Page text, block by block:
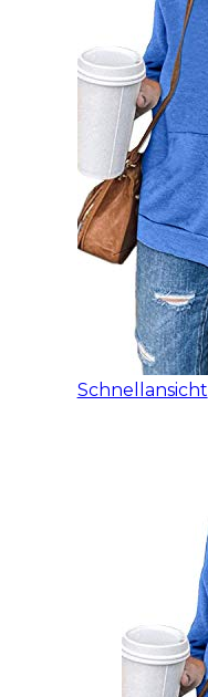
Schnellansicht